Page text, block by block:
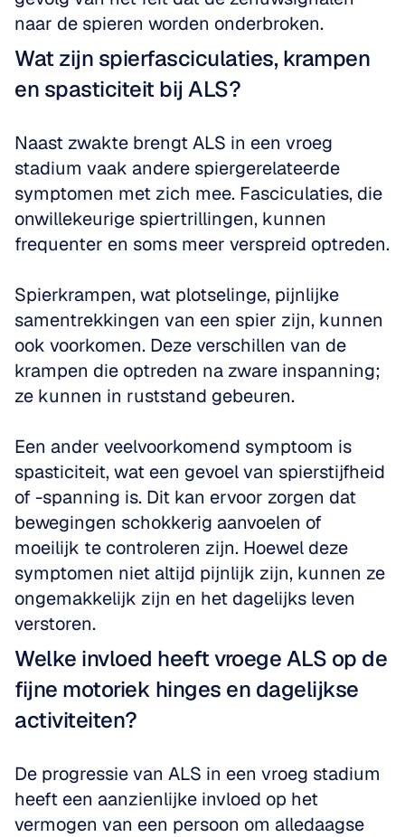
naar de spieren worden onderbroken.
Wat zijn spierfasciculaties, krampen
en spasticiteit bij ALS?
Naast zwakte brengt ALS in een vroeg
stadium vaak andere spiergerelateerde
symptomen met zich mee. Fasciculaties, die
onwillekeurige spiertrillingen, kunnen
Spierkrampen, wat plotselinge, pijnlijke
samentrekkingen van een spier zijn, kunnen
ook voorkomen. Deze verschillen van de
krampen die optreden na zware inspanning;
ze kunnen in ruststand gebeuren.
Een ander veelvoorkomend symptoom is
spasticiteit, wat een gevoel van spierstijfheid
of -spanning is. Dit kan ervoor zorgen dat
bewegingen schokkerig aanvoelen of
moeilijk te controleren zijn. Hoewel deze
symptomen niet altijd pijnlijk zijn, kunnen ze
ongemakkelijk zijn en het dagelijks leven
verstoren.
Welke invloed heeft vroege ALS op de
fijne motoriek hinges en dagelijkse
activiteiten?
De progressie van ALS in een vroeg stadium
heeft een aanzienlijke invloed op het
vermogen van een persoon om alledaagse